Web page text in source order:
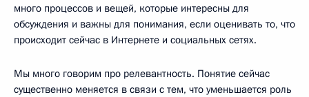
много процессов и вещей, которые интересны для
обсуждения и важны для понимания, если оценивать то, что
происходит сейчас в Интернете и социальных сетях.
Мы много говорим про релевантность. Понятие сейчас
существенно меняется в связи с тем, что уменьшается роль